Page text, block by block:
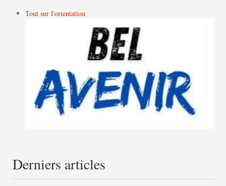
Tout sur l'orientation
Derniers articles